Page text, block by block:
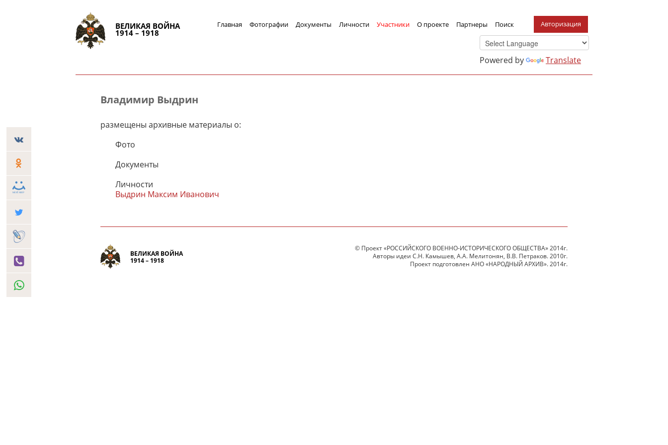
ВЕЛИКАЯ ВОЙНА
1914 – 1918
Главная Фотографии Документы Личности Участники О проекте Партнеры Поиск Авторизация
Powered by Translate
Владимир Выдрин
размещены архивные материалы о:
Фото
Документы
Личности
Выдрин Максим Иванович
ВЕЛИКАЯ ВОЙНА
1914 – 1918
© Проект «РОССИЙСКОГО ВОЕННО-ИСТОРИЧЕСКОГО ОБЩЕСТВА» 2014г.
Авторы идеи С.Н. Камышев, А.А. Мелитонян, В.В. Петраков. 2010г.
Проект подготовлен АНО «НАРОДНЫЙ АРХИВ». 2014г.